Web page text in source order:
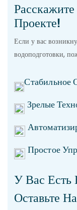
Проекте!
Если у вас
водоподготовки,
Стабильное
Зрелые
Простое
У Вас Есть
Оставьте